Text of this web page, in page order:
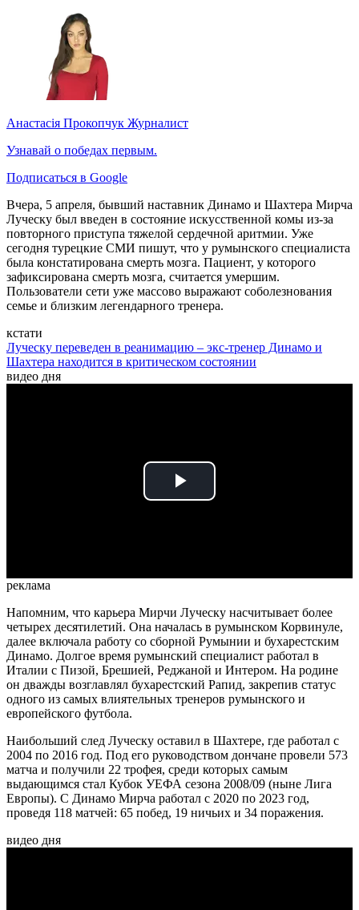
Анастасія Прокопчук Журналист
Узнавай о победах первым.
Подписаться в Google
Вчера, 5 апреля, бывший наставник Динамо и Шахтера Мирча
Луческу был введен в состояние искусственной комы из-за
повторного приступа тяжелой сердечной аритмии. Уже
сегодня турецкие СМИ пишут, что у румынского специалиста
была констатирована смерть мозга. Пациент, у которого
зафиксирована смерть мозга, считается умершим.
Пользователи сети уже массово выражают соболезнования
семье и близким легендарного тренера.
кстати
Луческу переведен в реанимацию – экс-тренер Динамо и
Шахтера находится в критическом состоянии
видео дня
Play
реклама
Напомним, что карьера Мирчи Луческу насчитывает более
четырех десятилетий. Она началась в румынском Корвинуле,
далее включала работу со сборной Румынии и бухарестским
Динамо. Долгое время румынский специалист работал в
Италии с Пизой, Брешией, Реджаной и Интером. На родине
он дважды возглавлял бухарестский Рапид, закрепив статус
одного из самых влиятельных тренеров румынского и
европейского футбола.
Наибольший след Луческу оставил в Шахтере, где работал с
2004 по 2016 год. Под его руководством дончане провели 573
матча и получили 22 трофея, среди которых самым
выдающимся стал Кубок УЕФА сезона 2008/09 (ныне Лига
Европы). С Динамо Мирча работал с 2020 по 2023 год,
проведя 118 матчей: 65 побед, 19 ничьих и 34 поражения.
видео дня